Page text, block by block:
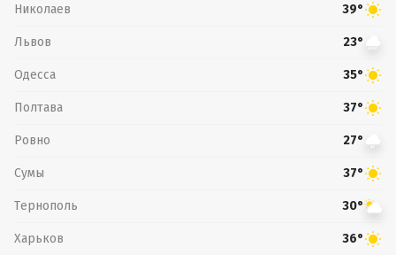
Николаев 39°
Львов 23°
Одесса 35°
Полтава 37°
Ровно 27°
Сумы 37°
Тернополь 30°
Харьков 36°